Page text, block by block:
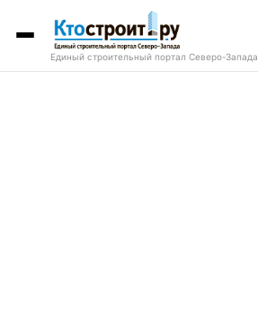
Единый строительный портал Северо-Запада